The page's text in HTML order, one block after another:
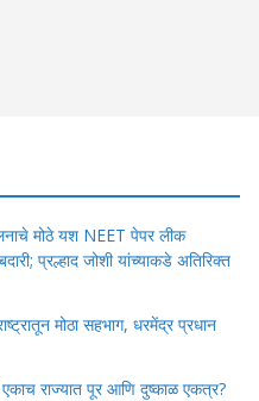
मोठे यश NEET पेपर लीक
प्रल्हाद जोशी यांच्याकडे अतिरिक्त
मोठा सहभाग, धरमेंद्र प्रधान
एकाच राज्यात पूर आणि दुष्काळ एकत्र?